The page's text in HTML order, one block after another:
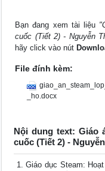
Bạn đang xem tài liệu
cuốc (Tiết 2) - Nguyễn
hãy click vào nút
File đính kèm:
_ho.docx
Nội dung text: Giáo
cuốc (Tiết 2) -
Giáo dục Steam: